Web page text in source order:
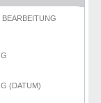
BEARBEITUNG
(DATUM)